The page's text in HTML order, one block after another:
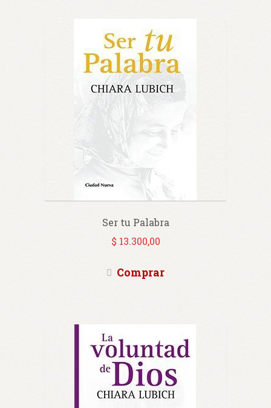
Ser tu Palabra
$ 13.300,00
Comprar